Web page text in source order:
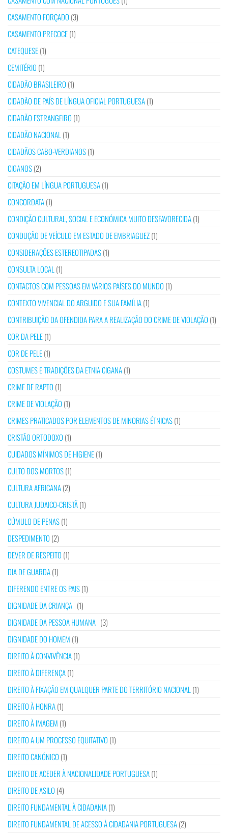
CASAMENTO FORÇADO (3)
CASAMENTO PRECOCE(1)
CATEQUESE(1)
CEMITÉRIO (1)
CIDADÃO BRASILEIRO (1)
CIDADÃO DE PAÍS DE LÍNGUA OFICIAL PORTUGUESA(1)
CIDADÃO ESTRANGEIRO (1)
CIDADÃO NACIONAL(1)
CIDADÃOS CABO-VERDIANOS(1)
CIGANOS(2)
CITAÇÃO EM LÍNGUA PORTUGUESA(1)
CONCORDATA(1)
CONDIÇÃO CULTURAL, SOCIAL E ECONÓMICA MUITO DESFAVORECIDA(1)
CONDUÇÃO DE VEÍCULO EM ESTADO DE EMBRIAGUEZ(1)
CONSIDERAÇÕES ESTEREOTIPADAS(1)
CONSULTA LOCAL(1)
CONTACTOS COM PESSOAS EM VÁRIOS PAÍSES DO MUNDO (1)
CONTEXTO VIVENCIAL DO ARGUIDO E SUA FAMÍLIA(1)
CONTRIBUIÇÃO DA OFENDIDA PARA A REALIZAÇÃO DO CRIME DE VIOLAÇÃO (1)
COR DA PELE(1)
COR DE PELE(1)
COSTUMES E TRADIÇÕES DA ETNIA CIGANA(1)
CRIME DE RAPTO (1)
CRIME DE VIOLAÇÃO (1)
CRIMES PRATICADOS POR ELEMENTOS DE MINORIAS ÉTNICAS(1)
CRISTÃO ORTODOXO (1)
CUIDADOS MÍNIMOS DE HIGIENE(1)
CULTO DOS MORTOS(1)
CULTURA AFRICANA(2)
CULTURA JUDAICO-CRISTÃ(1)
CÚMULO DE PENAS(1)
DESPEDIMENTO (2)
DEVER DE RESPEITO (1)
DIA DE GUARDA(1)
DIFERENDO ENTRE OS PAIS(1)
DIGNIDADE DA CRIANÇA (1)
DIGNIDADE DA PESSOA HUMANA (3)
DIGNIDADE DO HOMEM (1)
DIREITO À CONVIVÊNCIA(1)
DIREITO À DIFERENÇA(1)
DIREITO À FIXAÇÃO EM QUALQUER PARTE DO TERRITÓRIO NACIONAL(1)
DIREITO À HONRA(1)
DIREITO À IMAGEM (1)
DIREITO A UM PROCESSO EQUITATIVO (1)
DIREITO CANÓNICO (1)
DIREITO DE ACEDER À NACIONALIDADE PORTUGUESA(1)
DIREITO DE ASILO (4)
DIREITO FUNDAMENTAL À CIDADANIA(1)
DIREITO FUNDAMENTAL DE ACESSO À CIDADANIA PORTUGUESA(2)